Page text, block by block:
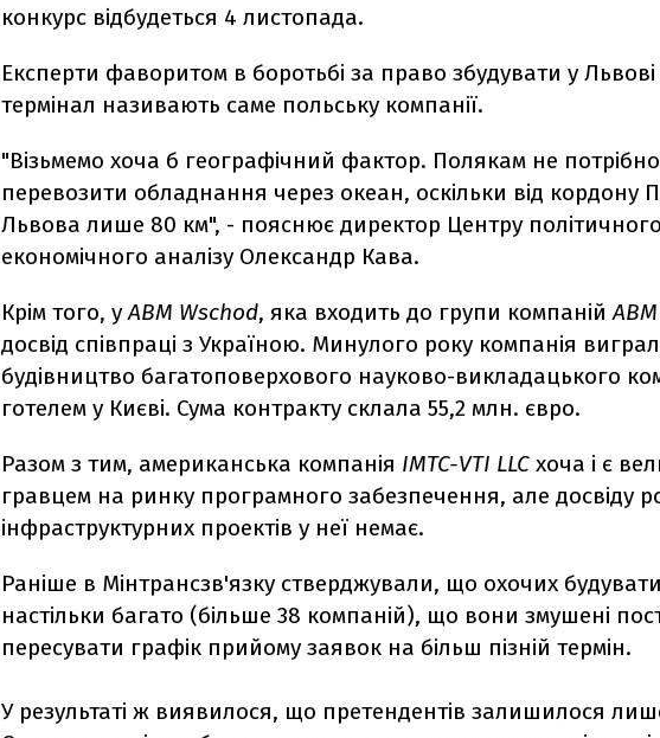
конкурс відбудеться 4 листопада.
Експерти фаворитом в боротьбі за право збудувати у
термінал називають саме польську компанії.
"Візьмемо хоча б географічний фактор. Полякам не
перевозити обладнання через океан, оскільки від кордону
Львова лише 80 км", - пояснює директор Центру політичного
економічного аналізу Олександр Кава.
Крім того, уABM Wschod, яка входить до групи компаній
досвід співпраці з Україною. Минулого року компанія
будівництво багатоповерхового науково-викладацького
готелем у Києві. Сума контракту склала 55,2 млн. євро.
Разом з тим, американська компанія IMTC-VTI LLC хоча і є
гравцем на ринку програмного забезпечення, але досвіду
інфраструктурних проектів у неї немає.
Раніше в Мінтрансзв'язку стверджували, що охочих
настільки багато (більше 38 компаній), що вони змушені
пересувати графік прийому заявок на більш пізній термін.
У результаті ж виявилося, що претендентів залишилося